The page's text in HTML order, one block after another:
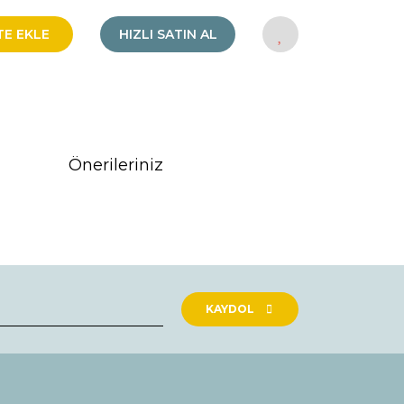
EKLE HIZLI SATIN AL
Önerileriniz
KAYDOL